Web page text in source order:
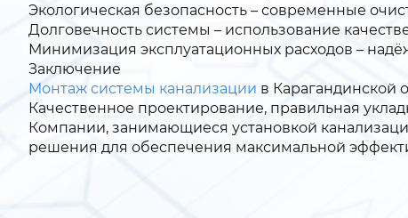
Экологическая безопасность – современные
Долговечность системы – использование
Минимизация эксплуатационных расходов –
Заключение
Монтаж системы канализации в Карагандинской
Качественное проектирование, правильная
Компании, занимающиеся установкой
решения для обеспечения максимальной